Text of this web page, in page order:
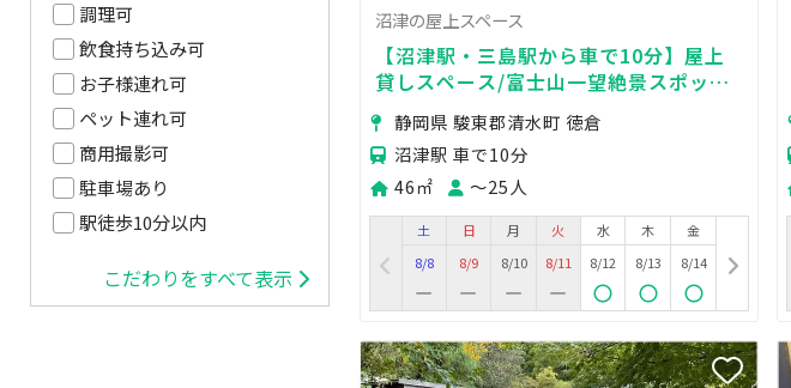
駅徒歩10分以内
調理可
飲食持ち込み可
お子様連れ可
ペット連れ可
商用撮影可
駐車場あり
こだわりをすべて表示
沼津の屋上スペース
【沼津駅・三島駅から車で10分】屋上
貸しスペース/富士山一望絶景スポット/
撮影・BBQ・商用利用可
静岡県 駿東郡清水町 徳倉
沼津駅 車で10分
46㎡
〜25人
土
8/8
日
8/9
月
8/10
火
8/11
水
8/12
木
8/13
金
8/14